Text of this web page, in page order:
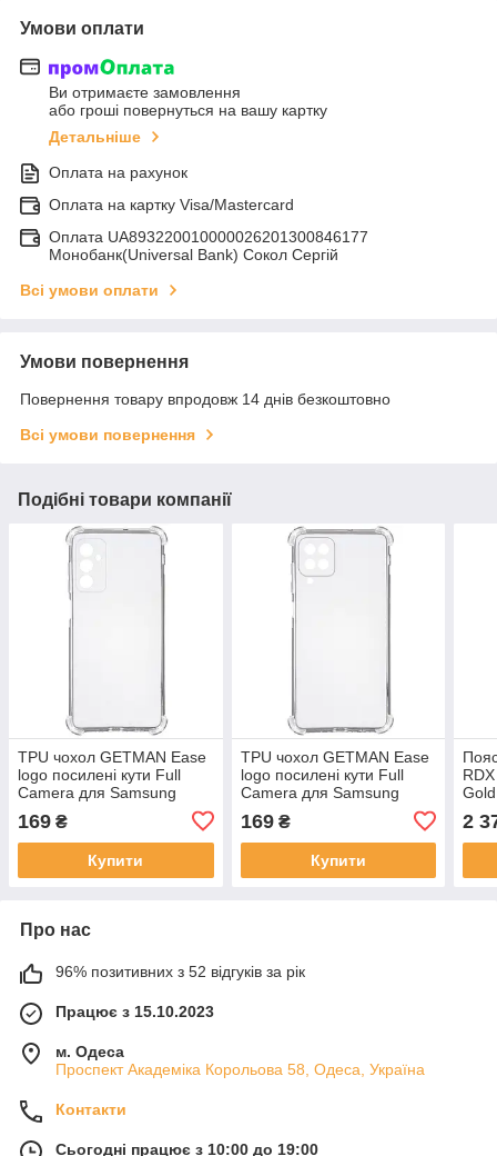
Умови оплати
Ви отримаєте замовлення
або гроші повернуться на вашу картку
Детальніше
Оплата на рахунок
Оплата на картку Visa/Mastercard
Оплата UA893220010000026201300846177
Монобанк(Universal Bank) Сокол Сергій
Всі умови оплати
Умови повернення
Повернення товару впродовж 14 днів безкоштовно
Всі умови повернення
Подібні товари компанії
TPU чохол GETMAN Ease
logo посилені кути Full
Camera для Samsung
169 ₴
Купити
TPU чохол GETMAN Ease
logo посилені кути Full
Camera для Samsung
169₴
Купити
2
Про нас
96% позитивних з 52 відгуків за рік
Працює з 15.10.2023
м. Одеса
Проспект Академіка Корольова 58, Одеса, Україна
Контакти
Сьогодні працює з 10:00 до 19:00